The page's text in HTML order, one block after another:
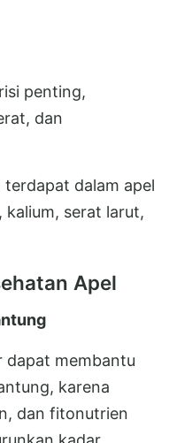
penting,
dan
dalam apel
kalium, serat larut,
Apel
dapat membantu
karena
dan fitonutrien